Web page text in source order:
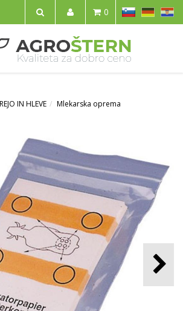
IŠČI
SL HR
0
IN HLEVE
Mlekarska oprema